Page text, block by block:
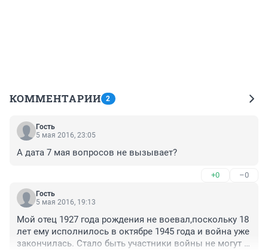
КОММЕНТАРИИ 2
Гость
5 мая 2016, 23:05
А дата 7 мая вопросов не вызывает?
+0 –0
Гость
5 мая 2016, 19:13
Мой отец 1927 года рождения не воевал,поскольку 18
лет ему исполнилось в октябре 1945 года и война уже
закончилась. Стало быть участники войны не могут